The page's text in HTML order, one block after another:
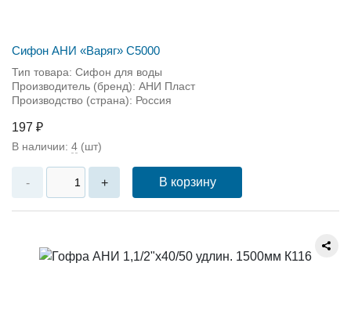
Сифон АНИ «Варяг» С5000
Тип товара: Сифон для воды
Производитель (бренд): АНИ Пласт
Производство (страна): Россия
197 ₽
В наличии: 4 (шт)
- + В корзину